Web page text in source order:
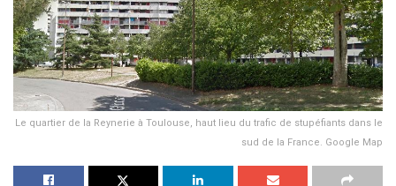
Le quartier de la Reynerie à Toulouse, haut lieu du trafic de stupéfiants dans le
sud de la France. Google Map